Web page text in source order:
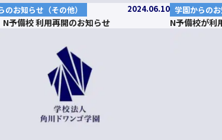
のお知らせ（その他） 2024.06.10
N予備校 利用再開のお知らせ
学園からの
N予備校が利